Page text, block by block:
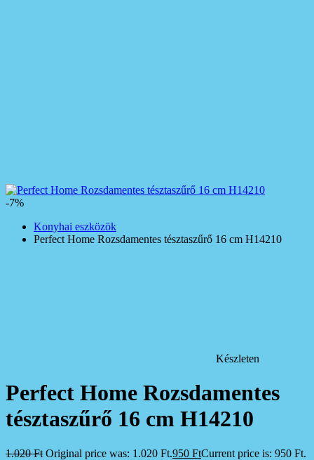
-7%
Konyhai eszközök
Perfect Home Rozsdamentes tésztaszűrő 16 cm H14210
Készleten
Perfect Home Rozsdamentes
tésztaszűrő 16 cm H14210
1.020Ft Original price was: 1.020 Ft.950 FtCurrent price is: 950 Ft.